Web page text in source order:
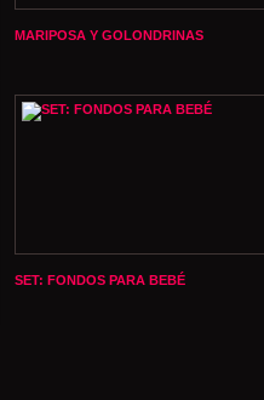
MARIPOSA Y GOLONDRINAS
SET: FONDOS PARA BEBÉ